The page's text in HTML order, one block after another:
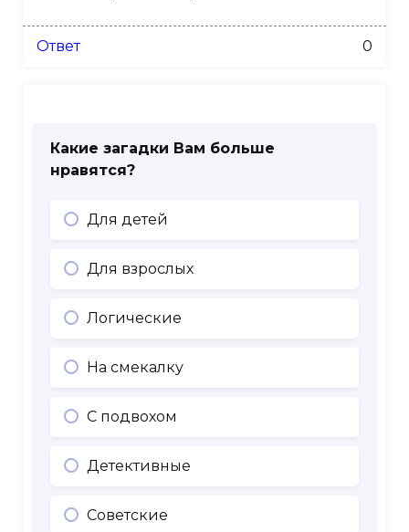
Ответ 0
Какие загадки Вам больше
нравятся?
Для детей
Для взрослых
Логические
На смекалку
С подвохом
Детективные
Советские